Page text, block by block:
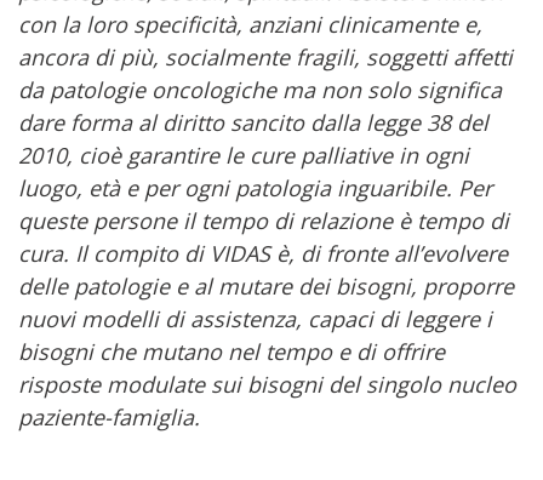
con la loro specificità, anziani clinicamente e,
ancora di più, socialmente fragili, soggetti affetti
da patologie oncologiche ma non solo significa
dare forma al diritto sancito dalla legge 38 del
2010, cioè garantire le cure palliative in ogni
luogo, età e per ogni patologia inguaribile. Per
queste persone il tempo di relazione è tempo di
cura. Il compito di VIDAS è, di fronte all’evolvere
delle patologie e al mutare dei bisogni, proporre
nuovi modelli di assistenza, capaci di leggere i
bisogni che mutano nel tempo e di offrire
risposte modulate sui bisogni del singolo nucleo
paziente-famiglia.​